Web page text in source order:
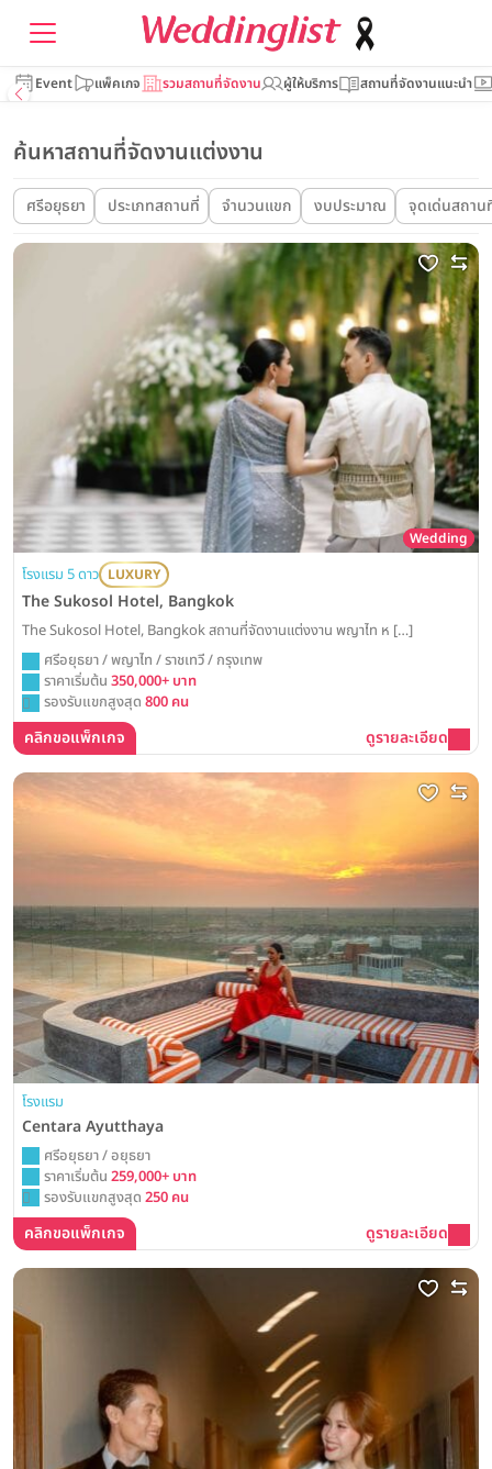
Event แพ็คเกจ รวมสถานที่จัดงาน ผู้ให้บริการ สถานที่จัดงานแนะนำ
ค้นหาสถานที่จัดงานแต่งงาน
ศรีอยุธยา ประเภทสถานที่ จำนวนแขก งบประมาณ จุดเด่นสถาน
Wedding
โรงแรม 5 ดาว LUXURY
The Sukosol Hotel, Bangkok
The Sukosol Hotel, Bangkok สถานที่จัดงานแต่งงาน พญาไท ห […]
ศรีอยุธยา / พญาไท / ราชเทวี / กรุงเทพ
ราคาเริ่มต้น 350,000+ บาท
รองรับแขกสูงสุด 800 คน
คลิกขอแพ็กเกจ ดูรายละเอียด
โรงแรม
Centara Ayutthaya
ศรีอยุธยา / อยุธยา
ราคาเริ่มต้น 259,000+ บาท
รองรับแขกสูงสุด 250 คน
คลิกขอแพ็กเกจ ดูรายละเอียด